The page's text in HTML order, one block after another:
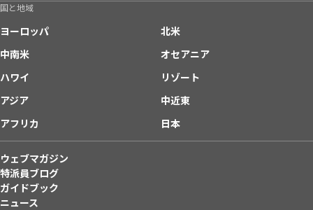
国と地域
ヨーロッパ
北米
中南米
オセアニア
ハワイ
リゾート
アジア
中近東
アフリカ
日本
ウェブマガジン
特派員ブログ
ガイドブック
ニュース